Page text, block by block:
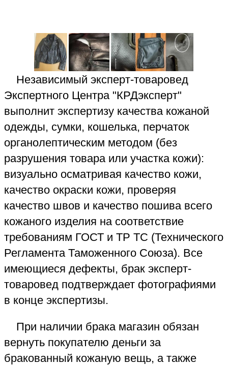
из кожи, или недостаток возник из-за
неправильно выбранного размера
купленной кожаной вещи: например
туфли по полноте меньше полноты стопы
владельца.
Эксперт-товаровед Независимого
Экспертного Центра "КРДэксперт"
профессионально выполнит
товароведческую экспертизу на брак
качества товара из кожи как для суда
(судебная экспертиза), так и для
покупателя (независимая экспертиза) -
товара в магазин. При постановке
вопроса о натуральности кожи эксперт-
товаровед определит: натуральная кожа
для изготовления спорного кожаного
товара: сумки, куртки, перчаток и т.п.
Надпись на этикетке товара "кожа" не
всегда означает её натуральное
происхождение. Подробнее вы можете
прочитать в блоге Независимого
Экспертного Центра "КРДэксперт" -
нажмите на кнопку ниже.
На основании независимой
товароведческой экспертизы качества